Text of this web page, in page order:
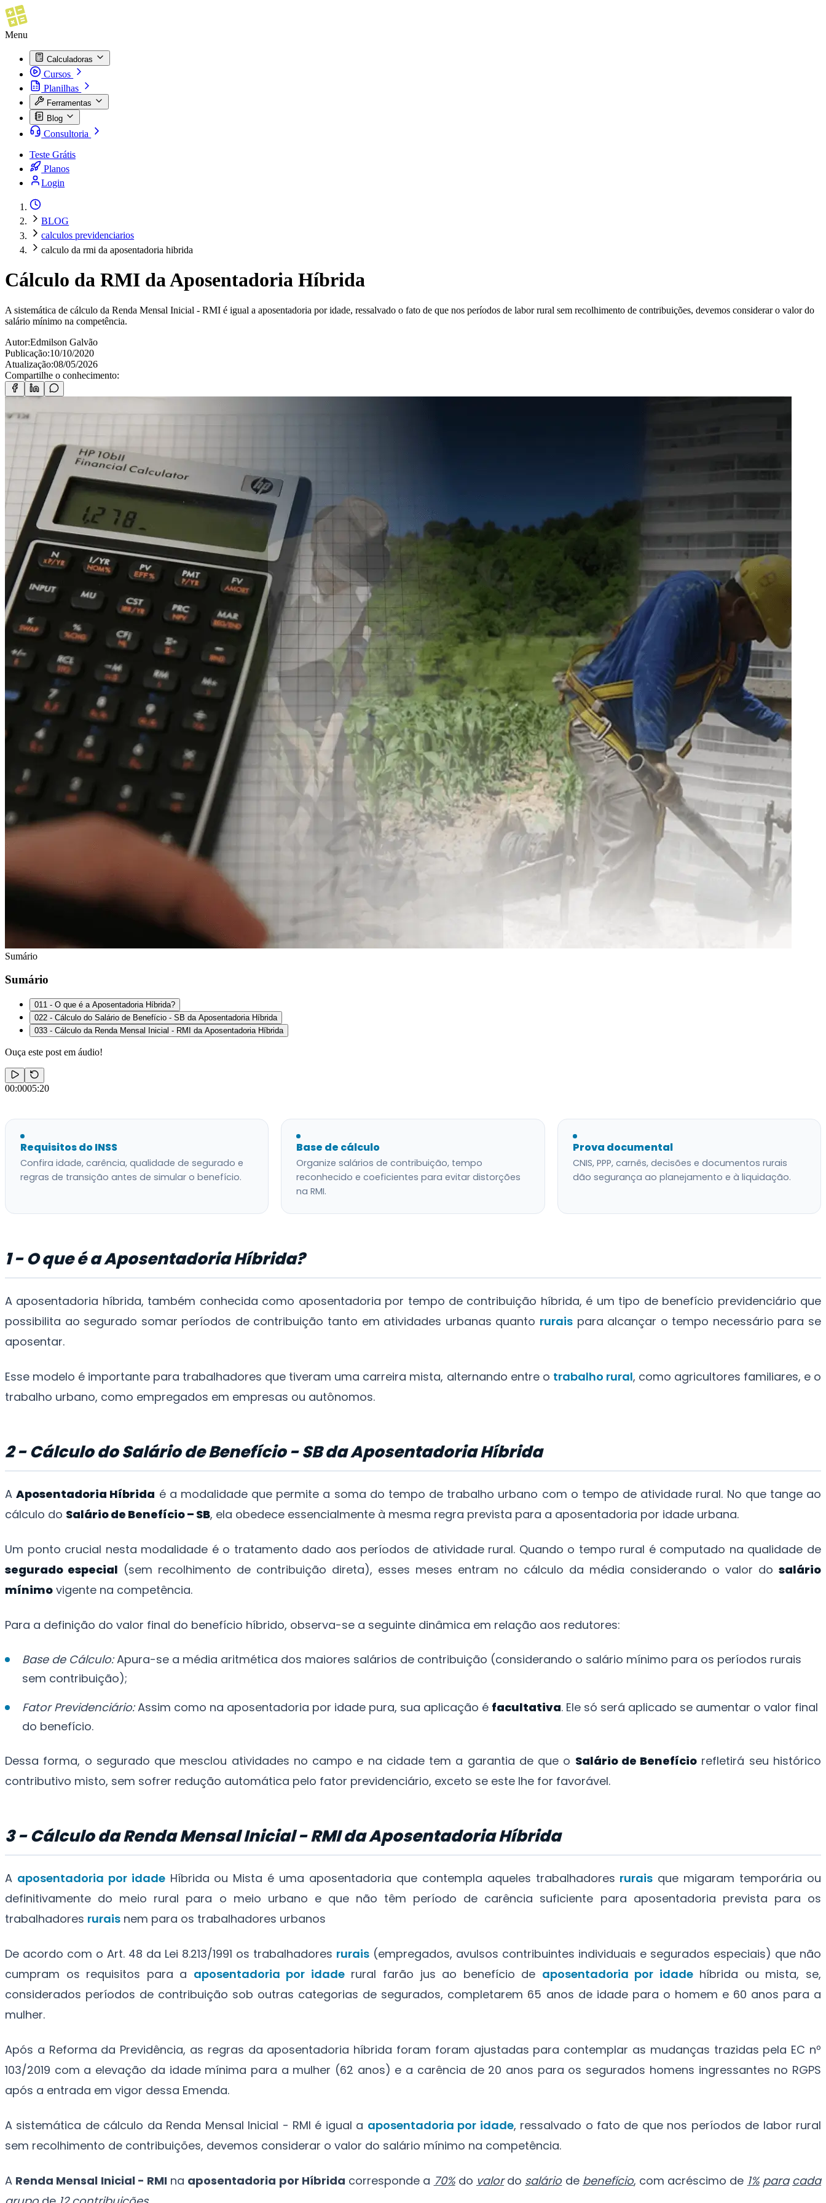
Menu
Calculadoras
Cursos
Planilhas
Ferramentas
Blog
Consultoria
Teste Grátis
Planos
Login
BLOG
calculos previdenciarios
calculo da rmi da aposentadoria hibrida
Cálculo da RMI da Aposentadoria Híbrida
A sistemática de cálculo da Renda Mensal Inicial - RMI é igual a aposentadoria por idade, ressalvado o fato de que nos períodos de labor rural sem recolhimento de contribuições, devemos considerar o valor do
salário mínimo na competência.
Autor:Edmilson Galvão
Publicação:10/10/2020
Atualização:08/05/2026
Compartilhe o conhecimento:
Sumário
Sumário
011 - O que é a Aposentadoria Híbrida?
022 - Cálculo do Salário de Benefício - SB da Aposentadoria Híbrida
033 - Cálculo da Renda Mensal Inicial - RMI da Aposentadoria Híbrida
Ouça este post em áudio!
00:0005:20
Requisitos do INSS
Confira idade, carência, qualidade de segurado e
regras de transição antes de simular o benefício.
Base de cálculo
Organize salários de contribuição, tempo
reconhecido e coeficientes para evitar distorções
na RMI.
Prova documental
CNIS, PPP, carnês, decisões e documentos rurais
dão segurança ao planejamento e à liquidação.
1 - O que é a Aposentadoria Híbrida?
A aposentadoria híbrida, também conhecida como aposentadoria por tempo de contribuição híbrida, é um tipo de benefício previdenciário que
possibilita ao segurado somar períodos de contribuição tanto em atividades urbanas quanto ruraispara alcançar o tempo necessário para se
aposentar.
Esse modelo é importante para trabalhadores que tiveram uma carreira mista, alternando entre o trabalho rural, como agricultores familiares, e o
trabalho urbano, como empregados em empresas ou autônomos.
2 - Cálculo do Salário de Benefício - SB da Aposentadoria Híbrida
AAposentadoria Híbrida é a modalidade que permite a soma do tempo de trabalho urbano com o tempo de atividade rural. No que tange ao
cálculo do Salário de Benefício – SB, ela obedece essencialmente à mesma regra prevista para a aposentadoria por idade urbana.
Um ponto crucial nesta modalidade é o tratamento dado aos períodos de atividade rural. Quando o tempo rural é computado na qualidade de
segurado especial (sem recolhimento de contribuição direta), esses meses entram no cálculo da média considerando o valor do salário
mínimo vigente na competência.
Para a definição do valor final do benefício híbrido, observa-se a seguinte dinâmica em relação aos redutores:
Base de Cálculo:Apura-se a média aritmética dos maiores salários de contribuição (considerando o salário mínimo para os períodos rurais
sem contribuição);
Fator Previdenciário:Assim como na aposentadoria por idade pura, sua aplicação é facultativa. Ele só será aplicado se aumentar o valor final
do benefício.
Dessa forma, o segurado que mesclou atividades no campo e na cidade tem a garantia de que o Salário de Benefício refletirá seu histórico
contributivo misto, sem sofrer redução automática pelo fator previdenciário, exceto se este lhe for favorável.
3 - Cálculo da Renda Mensal Inicial - RMI da Aposentadoria Híbrida
A aposentadoria por idadeHíbrida ou Mista é uma aposentadoria que contempla aqueles trabalhadores rurais que migaram temporária ou
definitivamente do meio rural para o meio urbano e que não têm período de carência suficiente para aposentadoria prevista para os
trabalhadores rurais nem para os trabalhadores urbanos
De acordo com o Art. 48 da Lei 8.213/1991 os trabalhadores rurais (empregados, avulsos contribuintes individuais e segurados especiais) que não
cumpram os requisitos para a aposentadoria por idaderural farão jus ao benefício de aposentadoria por idadehíbrida ou mista, se,
considerados períodos de contribuição sob outras categorias de segurados, completarem 65 anos de idade para o homem e 60 anos para a
mulher.
Após a Reforma da Previdência, as regras da aposentadoria híbrida foram foram ajustadas para contemplar as mudanças trazidas pela EC nº
103/2019 com a elevação da idade mínima para a mulher (62 anos) e a carência de 20 anos para os segurados homens ingressantes no RGPS
após a entrada em vigor dessa Emenda.
A sistemática de cálculo da Renda Mensal Inicial - RMI é igual a aposentadoria por idade, ressalvado o fato de que nos períodos de labor rural
sem recolhimento de contribuições, devemos considerar o valor do salário mínimo na competência.
A Renda Mensal Inicial - RMI na aposentadoria por Híbrida corresponde a 70%do valordo saláriode benefício, com acréscimo de 1% para cada